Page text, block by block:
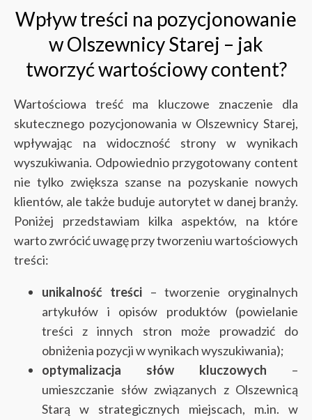
Wpływ treści na pozycjonowanie
w Olszewnicy Starej – jak
tworzyć wartościowy content?
Wartościowa treść ma kluczowe znaczenie dla
skutecznego pozycjonowania w Olszewnicy Starej,
wpływając na widoczność strony w wynikach
wyszukiwania. Odpowiednio przygotowany content
nie tylko zwiększa szanse na pozyskanie nowych
klientów, ale także buduje autorytet w danej branży.
Poniżej przedstawiam kilka aspektów, na które
warto zwrócić uwagę przy tworzeniu wartościowych
treści:
unikalność treści – tworzenie oryginalnych
artykułów i opisów produktów (powielanie
treści z innych stron może prowadzić do
obniżenia pozycji w wynikach wyszukiwania);
optymalizacja słów kluczowych –
umieszczanie słów związanych z Olszewnicą
Starą w strategicznych miejscach, m.in. w